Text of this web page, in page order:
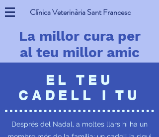
Clínica Veterinària Sant Francesc
La millor cura per
al teu millor amic
EL TEU
CADELL I TU
Després del Nadal, a moltes llars hi ha un